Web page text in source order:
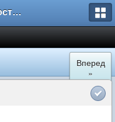
Форум Новостройки
Вперед
»